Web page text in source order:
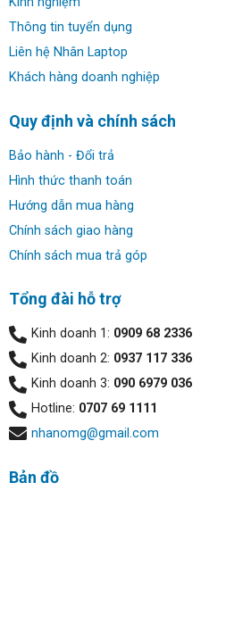
Thông tin tuyển dụng
Liên hệ Nhân Laptop
Khách hàng doanh nghiệp
Quy định và chính sách
Bảo hành - Đổi trả
Hình thức thanh toán
Hướng dẫn mua hàng
Chính sách giao hàng
Chính sách mua trả góp
Tổng đài hỗ trợ
Kinh doanh 1: 0909 68 2336
Kinh doanh 2: 0937 117 336
Kinh doanh 3: 090 6979 036
Hotline: 0707 69 1111
nhanomg@gmail.com
Bản đồ